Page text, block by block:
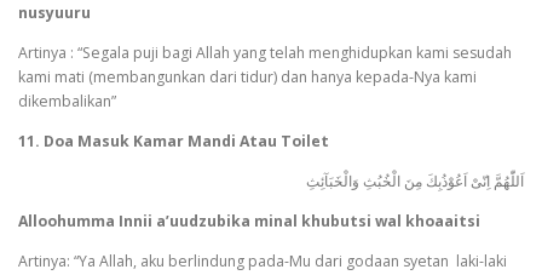
nusyuuru
Artinya : “Segala puji bagi Allah yang telah menghidupkan kami sesudah
kami mati (membangunkan dari tidur) dan hanya kepada-Nya kami
dikembalikan”
11. Doa Masuk Kamar Mandi Atau Toilet
اَللّٰهُمَّ اِنّىْ اَعُوْذُبِكَ مِنَ الْخُبُثِ وَالْخَبَآئِثِ
Alloohumma Innii a’uudzubika minal khubutsi wal khoaaitsi
Artinya: “Ya Allah, aku berlindung pada-Mu dari godaan syetan laki-laki